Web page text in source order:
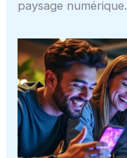
paysage numérique.